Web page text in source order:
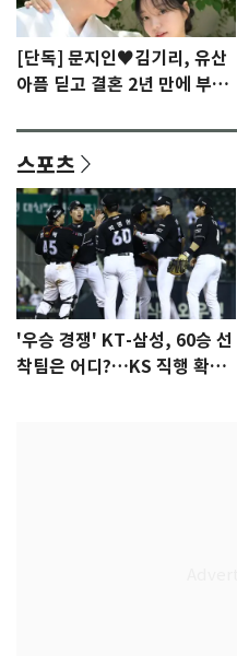
[단독] 문지인♥김기리, 유산
아픔 딛고 결혼 2년 만에 부모
스포츠
'우승 경쟁' KT-삼성, 60승 선
착팀은 어디?…KS 직행 확률